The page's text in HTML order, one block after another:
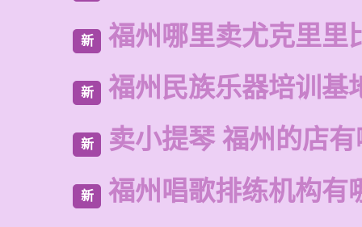
新 福州哪里卖尤克里里
新 福州民族乐器培训基
新 卖小提琴 福州的店
新 福州唱歌排练机构有